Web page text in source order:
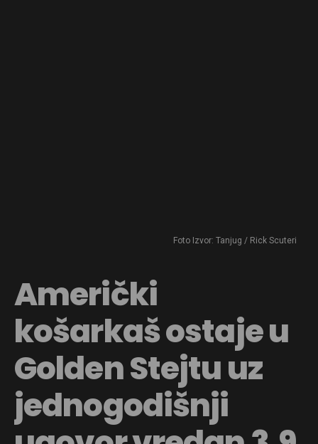
Foto Izvor: Tanjug / Rick Scuteri
Američki
košarkaš ostaje u
Golden Stejtu uz
jednogodišnji